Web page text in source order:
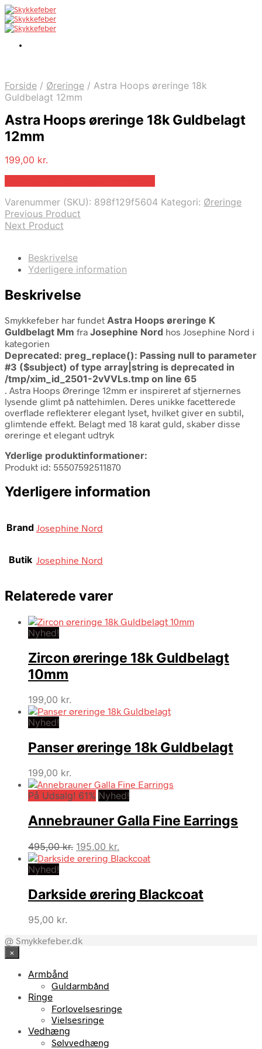
Forside / Øreringe / Astra Hoops øreringe 18k
Guldbelagt 12mm
Astra Hoops øreringe 18k Guldbelagt
12mm
199,00 kr.
Varenummer (SKU): 898f129f5604 Kategori: Øreringe
Previous Product
Next Product
Beskrivelse
Yderligere information
Beskrivelse
Smykkefeber har fundet Astra Hoops øreringe K
Guldbelagt Mm fra Josephine Nord hos Josephine Nord i
kategorien
Deprecated: preg_replace(): Passing null to parameter
#3 ($subject) of type array|string is deprecated in
/tmp/xim_id_2501-2vVVLs.tmp on line 65
. Astra Hoops Øreringe 12mm er inspireret af stjernernes
lysende glimt på nattehimlen. Deres unikke facetterede
overflade reflekterer elegant lyset, hvilket giver en subtil,
glimtende effekt. Belagt med 18 karat guld, skaber disse
øreringe et elegant udtryk
Yderlige produktinformationer:
Produkt id: 55507592511870
Yderligere information
Brand Josephine Nord
Butik Josephine Nord
Relaterede varer
Nyhed!
Zircon øreringe 18k Guldbelagt
10mm
199,00 kr.
Nyhed!
Panser øreringe 18k Guldbelagt
199,00 kr.
På Udsalg! 61% Nyhed!
Annebrauner Galla Fine Earrings
495,00kr. Den
oprindelige
495,00 kr..
195,00 kr.
aktuelle
195,00 kr..
Nyhed!
Darkside ørering Blackcoat
95,00 kr.
@ Smykkefeber.dk
×
Armbånd
Guldarmbånd
Ringe
Forlovelsesringe
Vielsesringe
Vedhæng
Sølvvedhæng